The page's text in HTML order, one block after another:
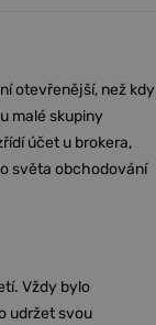
otevřenější, než kdy
malé skupiny
účet u brokera,
světa obchodování
Vždy bylo
udržet svou